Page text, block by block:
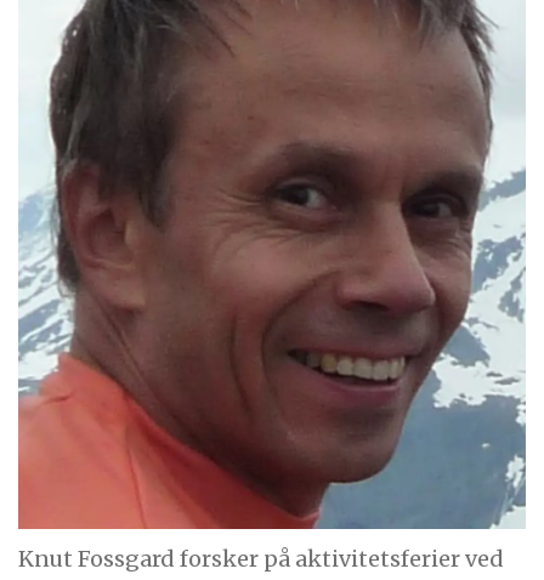
Knut Fossgard forsker på aktivitetsferier ved